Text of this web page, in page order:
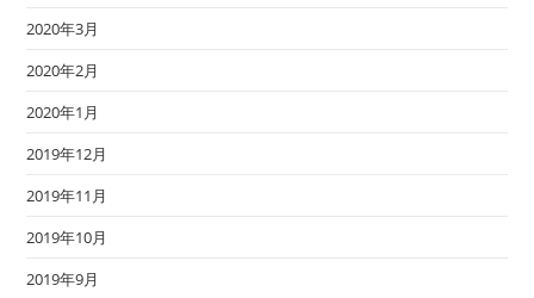
2020年3月
2020年2月
2020年1月
2019年12月
2019年11月
2019年10月
2019年9月